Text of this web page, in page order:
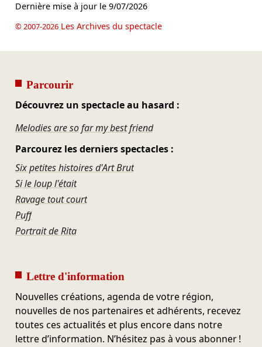
Dernière mise à jour le 9/07/2026
© 2007-2026Les Archives du spectacle
Parcourir
Découvrez un spectacle au hasard :
Melodies are so far my best friend
Parcourez les derniers spectacles :
Six petites histoires d'Art Brut
Si le loup l'était
Ravage tout court
Puff
Portrait de Rita
Lettre d'information
Nouvelles créations, agenda de votre région,
nouvelles de nos partenaires et adhérents, recevez
toutes ces actualités et plus encore dans notre
lettre d’information. N’hésitez pas à vous abonner !